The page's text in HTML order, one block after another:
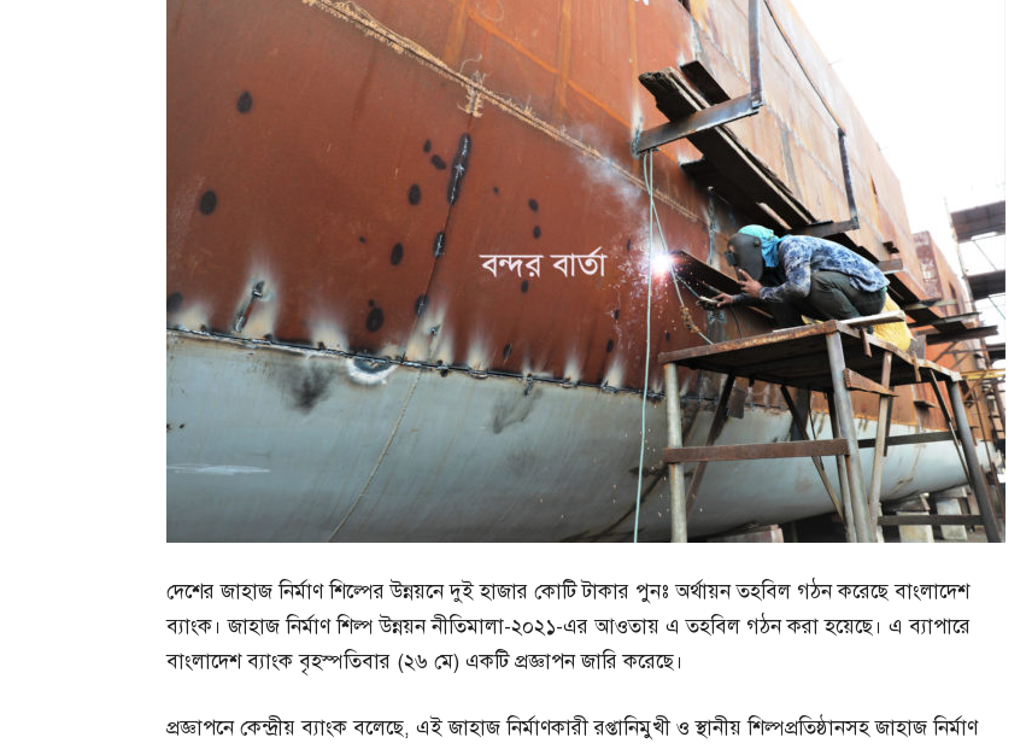
দেশের জাহাজ নির্মাণ শিল্পের উন্নয়নে দুই হাজার কোটি টাকার পুনঃ অর্থায়ন তহবিল গঠন করেছে বাংলাদেশ
ব্যাংক। জাহাজ নির্মাণ শিল্প উন্নয়ন নীতিমালা-২০২১-এর আওতায় এ তহবিল গঠন করা হয়েছে। এ ব্যাপারে
বাংলাদেশ ব্যাংক বৃহস্পতিবার (২৬ মে) একটি প্রজ্ঞাপন জারি করেছে।
প্রজ্ঞাপনে কেন্দ্রীয় ব্যাংক বলেছে, এই জাহাজ নির্মাণকারী রপ্তানিমুখী ও স্থানীয় শিল্পপ্রতিষ্ঠানসহ জাহাজ নির্মাণ